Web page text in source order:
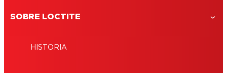
SOBRE LOCTITE
HISTORIA